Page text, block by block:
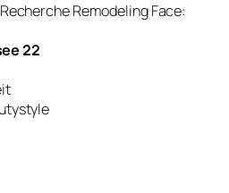
Remodeling Face:
22